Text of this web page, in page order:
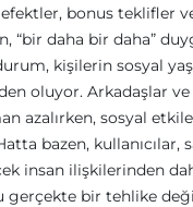
bonus teklifler
“bir daha bir daha”
kişilerin sosyal
oluyor. Arkadaşlar ve
azalırken, sosyal
bazen, kullanıcılar,
insan ilişkilerinden
gerçekte bir tehlike